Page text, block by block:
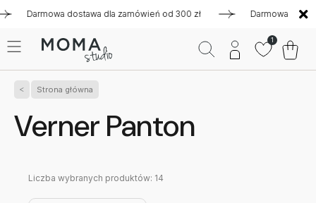
dostawa dla zamówień od 300 zł Darmowa dostawa
1
Strona główna
Verner Panton
Liczba wybranych produktów: 14